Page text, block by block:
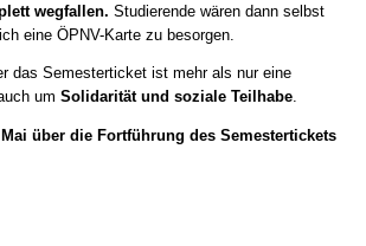
wegfallen. Studierende wären dann selbst
eine ÖPNV-Karte zu besorgen.
das Semesterticket ist mehr als nur eine
um Solidarität und soziale Teilhabe.
über die Fortführung des Semestertickets